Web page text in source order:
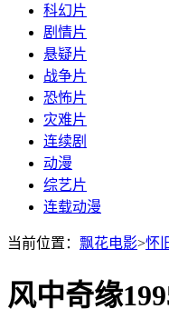
科幻片
剧情片
悬疑片
战争片
恐怖片
灾难片
连续剧
动漫
综艺片
连载动漫
当前位置： 飘花电影>怀
风中奇缘